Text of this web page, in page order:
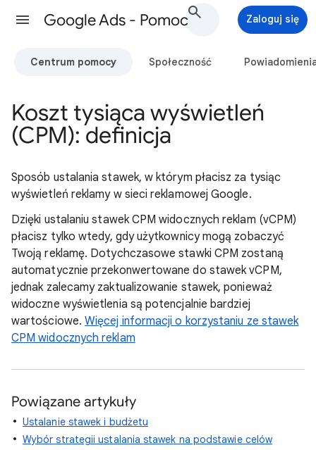
Google Ads - Pomoc Zaloguj się
Centrum pomocy Społeczność
Koszt tysiąca wyświetleń
(CPM): definicja
Sposób ustalania stawek, w którym płacisz za tysiąc
wyświetleń reklamy w sieci reklamowej Google.
Dzięki ustalaniu stawek CPM widocznych reklam (vCPM)
płacisz tylko wtedy, gdy użytkownicy mogą zobaczyć
Twoją reklamę. Dotychczasowe stawki CPM zostaną
automatycznie przekonwertowane do stawek vCPM,
jednak zalecamy zaktualizowanie stawek, ponieważ
widoczne wyświetlenia są potencjalnie bardziej
wartościowe.Więcej informacji o korzystaniu ze stawek
CPM widocznych reklam
Powiązane artykuły
Ustalanie stawek i budżetu
Wybór strategii ustalania stawek na podstawie celów